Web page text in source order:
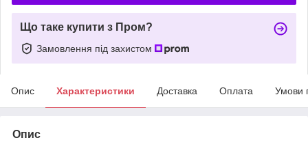
Що таке купити з Пром?
Замовлення під захистом
Опис Характеристики Доставка Оплата Умови
Опис